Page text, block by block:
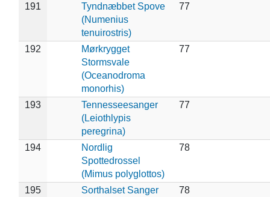
191
Tyndnæbbet Spove
(Numenius
tenuirostris)
77
192
Mørkrygget
Stormsvale
(Oceanodroma
monorhis)
77
193
Tennesseesanger
(Leiothlypis
peregrina)
77
194
Nordlig
Spottedrossel
(Mimus polyglottos)
78
195
Sorthalset Sanger
78